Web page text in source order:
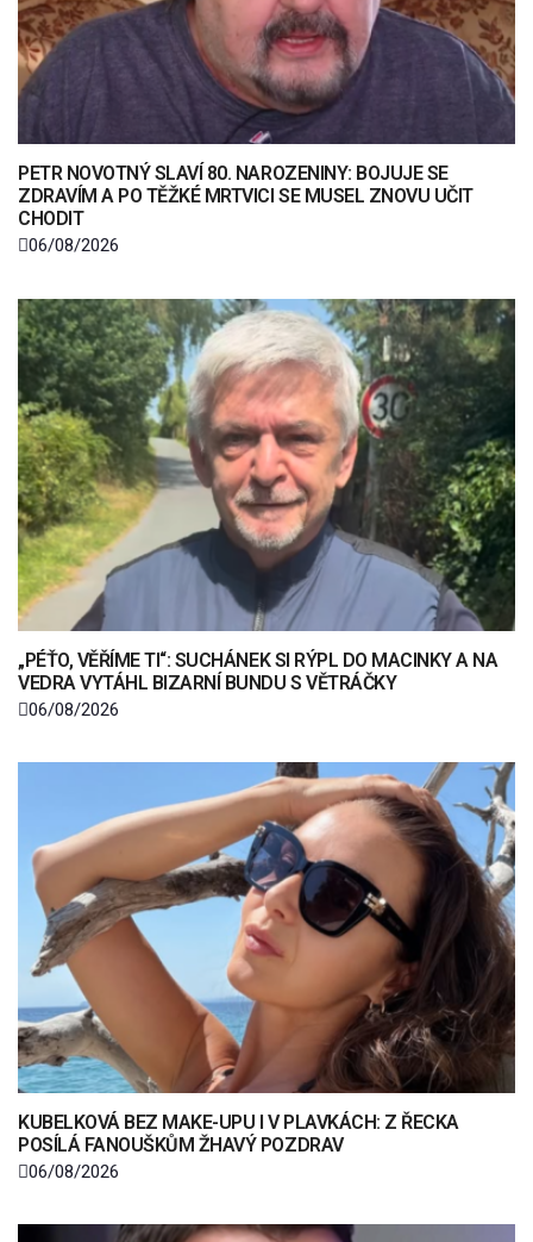
PETR NOVOTNÝ SLAVÍ 80. NAROZENINY: BOJUJE SE
ZDRAVÍM A PO TĚŽKÉ MRTVICI SE MUSEL ZNOVU UČIT
CHODIT
06/08/2026
„PÉŤO, VĚŘÍME TI“: SUCHÁNEK SI RÝPL DO MACINKY A NA
VEDRA VYTÁHL BIZARNÍ BUNDU S VĚTRÁČKY
06/08/2026
KUBELKOVÁ BEZ MAKE-UPU I V PLAVKÁCH: Z ŘECKA
POSÍLÁ FANOUŠKŮM ŽHAVÝ POZDRAV
06/08/2026